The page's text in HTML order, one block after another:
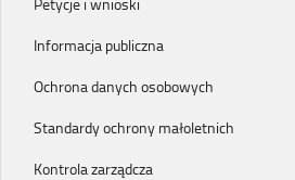
Informacja publiczna
Ochrona danych osobowych
Standardy ochrony małoletnich
Kontrola zarządcza